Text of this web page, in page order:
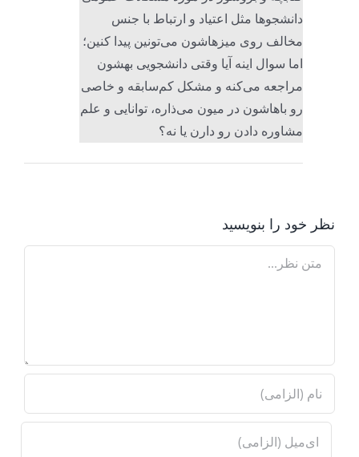
دانشجوها مثل اعتیاد و ارتباط با جنس
مخالف روی میزهاشون می‌تونین پیدا کنین؛
اما سوال اینه آیا وقتی دانشجویی بهشون
مراجعه می‌کنه و مشکل کم‌سابقه و خاصی
رو باهاشون در میون می‌ذاره، توانایی و علم
مشاوره دادن رو دارن یا نه؟
نظر خود را بنویسید
Comment